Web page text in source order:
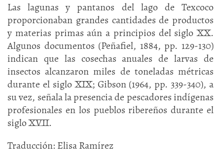
Las lagunas y pantanos del lago de Texcoco
proporcionaban grandes cantidades de productos
y materias primas aún a principios del siglo XX.
Algunos documentos (Peñafiel, 1884, pp. 129-130)
indican que las cosechas anuales de larvas de
insectos alcanzaron miles de toneladas métricas
durante el siglo XIX; Gibson (1964, pp. 339-340), a
su vez, señala la presencia de pescadores indígenas
profesionales en los pueblos ribereños durante el
siglo XVII.
Traducción: Elisa Ramírez